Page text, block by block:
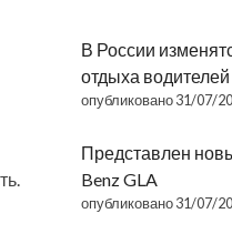
В России
отдыха водителей
опубликовано 31/07/
Представлен
Benz GLA
опубликовано 31/07/